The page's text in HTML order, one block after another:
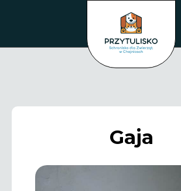
Gaja